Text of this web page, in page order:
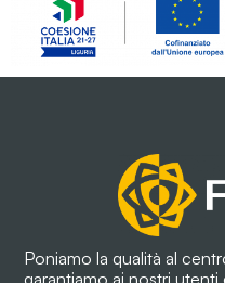
Poniamo la qualità al
garantiamo ai nostri